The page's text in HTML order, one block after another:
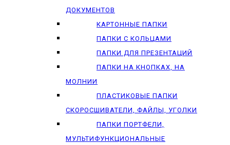
ДОКУМЕНТОВ
КАРТОННЫЕ ПАПКИ
ПАПКИ С КОЛЬЦАМИ
ПАПКИ ДЛЯ ПРЕЗЕНТАЦИЙ
ПАПКИ НА КНОПКАХ, НА
МОЛНИИ
ПЛАСТИКОВЫЕ ПАПКИ
СКОРОСШИВАТЕЛИ, ФАЙЛЫ, УГОЛКИ
ПАПКИ ПОРТФЕЛИ,
МУЛЬТИФУНКЦИОНАЛЬНЫЕ